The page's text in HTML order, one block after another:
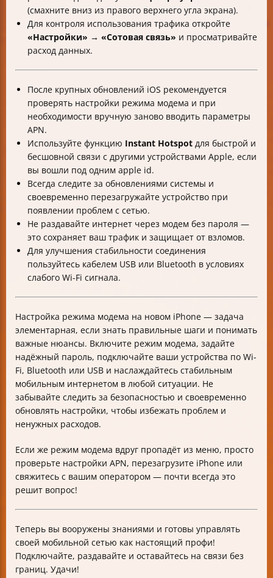
(смахните вниз из правого верхнего угла экрана).
Для контроля использования трафика откройте
«Настройки» → «Сотовая связь» и просматривайте
расход данных.
После крупных обновлений iOS рекомендуется
проверять настройки режима модема и при
необходимости вручную заново вводить параметры
APN.
Используйте функцию Instant Hotspot для быстрой и
бесшовной связи с другими устройствами Apple, если
вы вошли под одним apple id.
Всегда следите за обновлениями системы и
своевременно перезагружайте устройство при
появлении проблем с сетью.
Не раздавайте интернет через модем без пароля —
это сохраняет ваш трафик и защищает от взломов.
Для улучшения стабильности соединения
пользуйтесь кабелем USB или Bluetooth в условиях
слабого Wi-Fi сигнала.
Настройка режима модема на новом iPhone — задача
элементарная, если знать правильные шаги и понимать
важные нюансы. Включите режим модема, задайте
надёжный пароль, подключайте ваши устройства по Wi-
Fi, Bluetooth или USB и наслаждайтесь стабильным
мобильным интернетом в любой ситуации. Не
забывайте следить за безопасностью и своевременно
обновлять настройки, чтобы избежать проблем и
ненужных расходов.
Если же режим модема вдруг пропадёт из меню, просто
проверьте настройки APN, перезагрузите iPhone или
свяжитесь с вашим оператором — почти всегда это
решит вопрос!
Теперь вы вооружены знаниями и готовы управлять
своей мобильной сетью как настоящий профи!
Подключайте, раздавайте и оставайтесь на связи без
границ. Удачи!